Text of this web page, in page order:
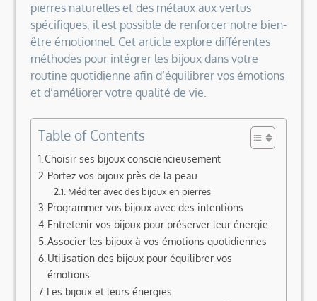
pierres naturelles et des métaux aux vertus
spécifiques, il est possible de renforcer notre bien-
être émotionnel. Cet article explore différentes
méthodes pour intégrer les bijoux dans votre
routine quotidienne afin d’équilibrer vos émotions
et d’améliorer votre qualité de vie.
Table of Contents
Choisir ses bijoux consciencieusement
Portez vos bijoux près de la peau
Méditer avec des bijoux en pierres
Programmer vos bijoux avec des intentions
Entretenir vos bijoux pour préserver leur énergie
Associer les bijoux à vos émotions quotidiennes
Utilisation des bijoux pour équilibrer vos
émotions
Les bijoux et leurs énergies